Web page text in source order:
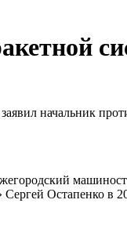
начальник
Остапенко в